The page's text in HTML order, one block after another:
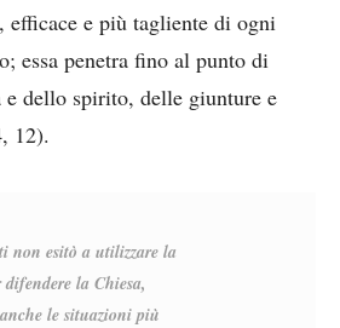
e più tagliente di ogni
essa penetra fino al punto di
dello spirito, delle giunture e
12).
non esitò a utilizzare la
la Chiesa,
le situazioni più